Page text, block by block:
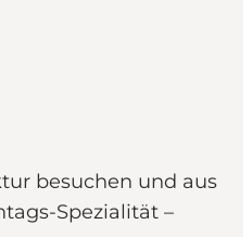
besuchen und aus
Spezialität –